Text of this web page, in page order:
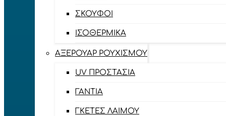
ΣΚΟΎΦΟΙ
ΙΣΟΘΕΡΜΙΚΆ
ΑΞΕΡΟΥΆΡ ΡΟΥΧΙΣΜΟΎ
UV ΠΡΟΣΤΑΣΊΑ
ΓΆΝΤΙΑ
ΓΚΈΤΕΣ ΛΑΊΜΟΥ